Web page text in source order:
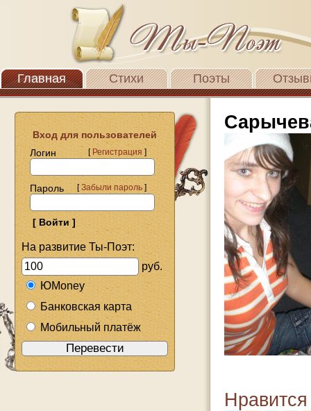
Главная Стихи Поэты
Вход для пользователей
Логин
[Регистрация]
Пароль [Забыли пароль]
На развитие Ты-Поэт:
руб.
ЮMoney
Банковская карта
Мобильный платёж